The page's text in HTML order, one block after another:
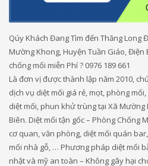
Qúy Khách Đang Tìm đến Thăng Long
Mường Khong, Huyện Tuần Giáo,
chống mối miễn Phí ? 0976 189 661
Là đơn vị được thành lập năm 2010,
dịch vụ diệt mối giá rẻ, mọt, phòng
diệt mối, phun khử trùng tại Xã Mường
Biên. Diệt mối tận gốc – Phòng Chống
cơ quan, văn phòng, diệt mối quán
mối nhà gỗ, … Phương pháp diệt mối
nhật và mỹ an toàn – Không gây hại